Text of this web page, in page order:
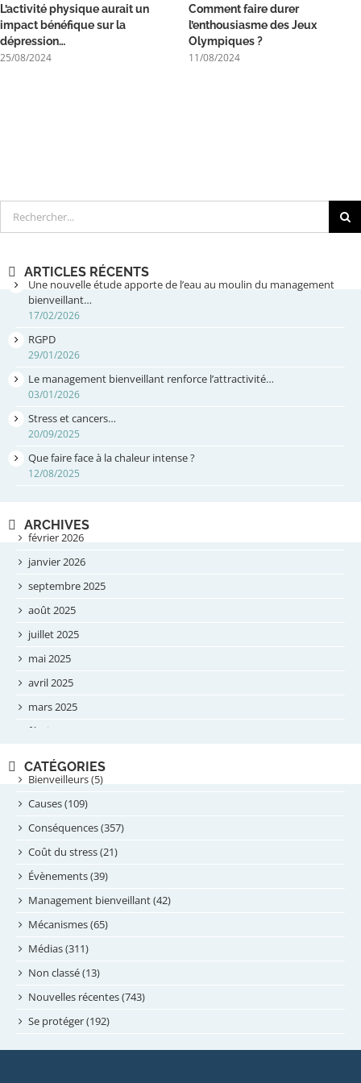
L’activité physique aurait un
impact bénéfique sur la
dépression…
25/08/2024
Comment faire durer
l’enthousiasme des Jeux
Olympiques ?
11/08/2024
Rechercher
ARTICLES RÉCENTS
Une nouvelle étude apporte de l’eau au moulin du management
bienveillant…
17/02/2026
RGPD
29/01/2026
Le management bienveillant renforce l’attractivité…
03/01/2026
Stress et cancers…
20/09/2025
Que faire face à la chaleur intense ?
12/08/2025
ARCHIVES
février 2026
janvier 2026
septembre 2025
août 2025
juillet 2025
mai 2025
avril 2025
mars 2025
février 2025
septembre 2024
août 2024
juillet 2024
juin 2024
mai 2024
avril 2024
février 2024
janvier 2024
novembre 2023
octobre 2023
septembre 2023
CATÉGORIES
Bienveilleurs (5)
Causes (109)
Conséquences (357)
Coût du stress (21)
Évènements (39)
Management bienveillant (42)
Mécanismes (65)
Médias (311)
Non classé (13)
Nouvelles récentes (743)
Se protéger (192)